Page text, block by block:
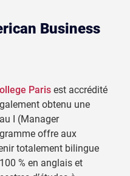
Business
Paris est accrédité
obtenu une
I (Manager
offre aux
totalement bilingue
% en anglais et